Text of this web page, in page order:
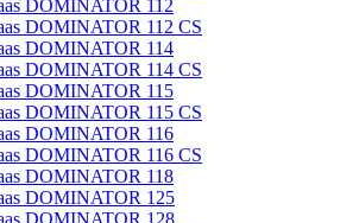
DOMINATOR 112
DOMINATOR 112 CS
DOMINATOR 114
DOMINATOR 114 CS
DOMINATOR 115
DOMINATOR 115 CS
DOMINATOR 116
DOMINATOR 116 CS
DOMINATOR 118
DOMINATOR 125
DOMINATOR 128